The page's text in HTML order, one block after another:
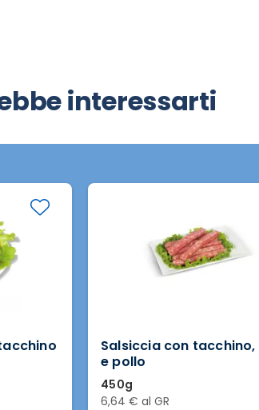
interessarti
Salsiccia con tacchino,
e pollo
450g
6,64 € al GR